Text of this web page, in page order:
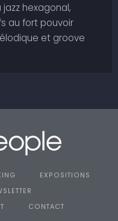
jazz hexagonal,
au fort pouvoir
et groove
EXPOSITIONS
CONTACT